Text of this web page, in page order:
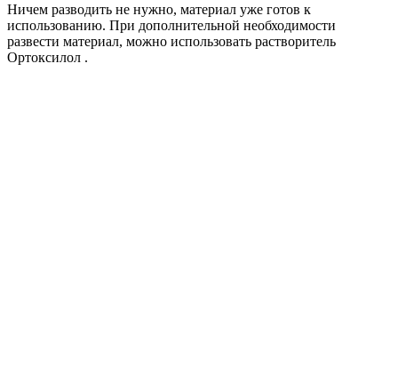
Ничем разводить не нужно, материал уже готов к
использованию. При дополнительной необходимости
развести материал, можно использовать растворитель
Ортоксилол .